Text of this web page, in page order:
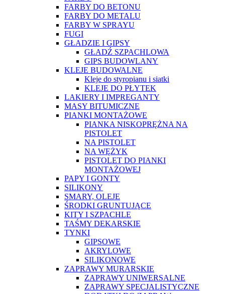
FARBY DO BETONU
FARBY DO METALU
FARBY W SPRAYU
FUGI
GŁADZIE I GIPSY
GŁADŹ SZPACHLOWA
GIPS BUDOWLANY
KLEJE BUDOWALNE
Kleje do styropianu i siatki
KLEJE DO PŁYTEK
LAKIERY I IMPREGANTY
MASY BITUMICZNE
PIANKI MONTAŻOWE
PIANKA NISKOPRĘŻNA NA
PISTOLET
NA PISTOLET
NA WĘŻYK
PISTOLET DO PIANKI
MONTAŻOWEJ
PAPY I GONTY
SILIKONY
SMARY, OLEJE
ŚRODKI GRUNTUJĄCE
KITY I SZPACHLE
TAŚMY DEKARSKIE
TYNKI
GIPSOWE
AKRYLOWE
SILIKONOWE
ZAPRAWY MURARSKIE
ZAPRAWY UNIWERSALNE
ZAPRAWY SPECJALISTYCZNE